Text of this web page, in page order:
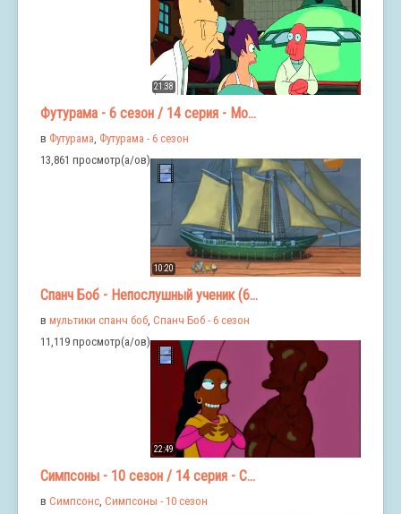
21:38
Футурама - 6 сезон / 14 серия - Мо...
в Футурама, Футурама - 6 сезон
13,861 просмотр(а/ов)
10:20
Спанч Боб - Непослушный ученик (6...
в мультики спанч боб Спанч Боб - 6 сезон
11,119 просмотр(а/ов)
22:49
Симпсоны - 10 сезон / 14 серия - С...
в Симпсонс, Симпсоны - 10 сезон